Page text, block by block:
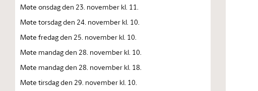
Møte onsdag den 23. november kl. 11.
Møte torsdag den 24. november kl. 10.
Møte fredag den 25. november kl. 10.
Møte mandag den 28. november kl. 10.
Møte mandag den 28. november kl. 18.
Møte tirsdag den 29. november kl. 10.